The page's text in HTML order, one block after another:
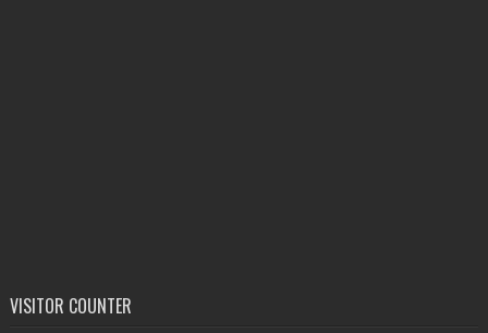
VISITOR COUNTER